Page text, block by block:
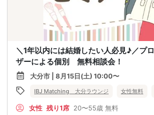
＼1年以内には結婚したい人必見♪／プ
ザーによる個別 無料相談会！
大分市 | 8月15日(土) 10:00〜
IBJ Matching 大分ラウンジ 女性無料
女性 残り1席 20〜55歳 無料